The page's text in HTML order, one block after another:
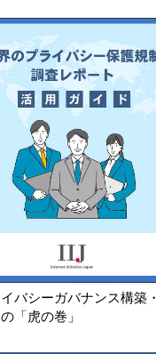
バシーガバナンス構築・
「虎の巻」